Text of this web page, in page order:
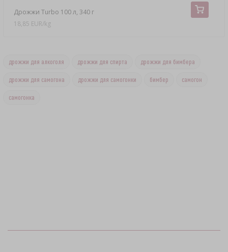
Дрожжи Turbo 100 л, 340 г
18,85 EUR/kg
дрожжи для алкоголя дрожжи для спирта дрожжи для бимбера
дрожжи для самогона дрожжи для самогонки бимбер самогон
самогонка